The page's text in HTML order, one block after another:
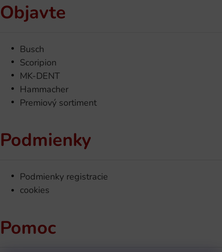
Objavte
Busch
Scoripion
MK-DENT
Hammacher
Premiový sortiment
Podmienky
Podmienky registracie
cookies
Pomoc